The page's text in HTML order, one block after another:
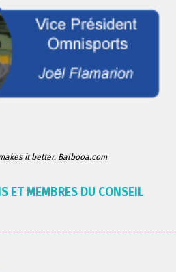
it better. Balbooa.com
ET MEMBRES DU CONSEIL